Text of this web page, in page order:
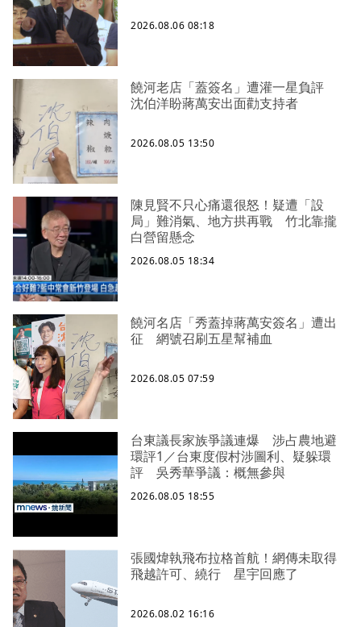
2026.08.06 08:18
饒河老店「蓋簽名」遭灌一星負評
沈伯洋盼蔣萬安出面勸支持者
2026.08.05 13:50
陳見賢不只心痛還很怒！疑遭「設
局」難消氣、地方拱再戰 竹北靠攏
白營留懸念
2026.08.05 18:34
饒河名店「秀蓋掉蔣萬安簽名」遭出
征 網號召刷五星幫補血
2026.08.05 07:59
台東議長家族爭議連爆 涉占農地避
環評1／台東度假村涉圖利、疑躲環
評 吳秀華爭議：概無參與
2026.08.05 18:55
張國煒執飛布拉格首航！網傳未取得
飛越許可、繞行 星宇回應了
2026.08.02 16:16